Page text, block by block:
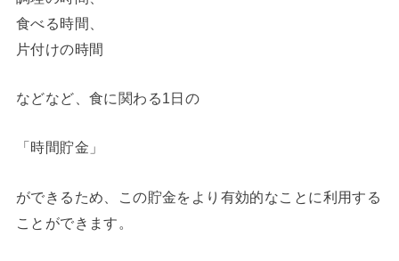
食べる時間、
片付けの時間
などなど、食に関わる1日の
「時間貯金」
ができるため、この貯金をより有効的なことに利用する
ことができます。